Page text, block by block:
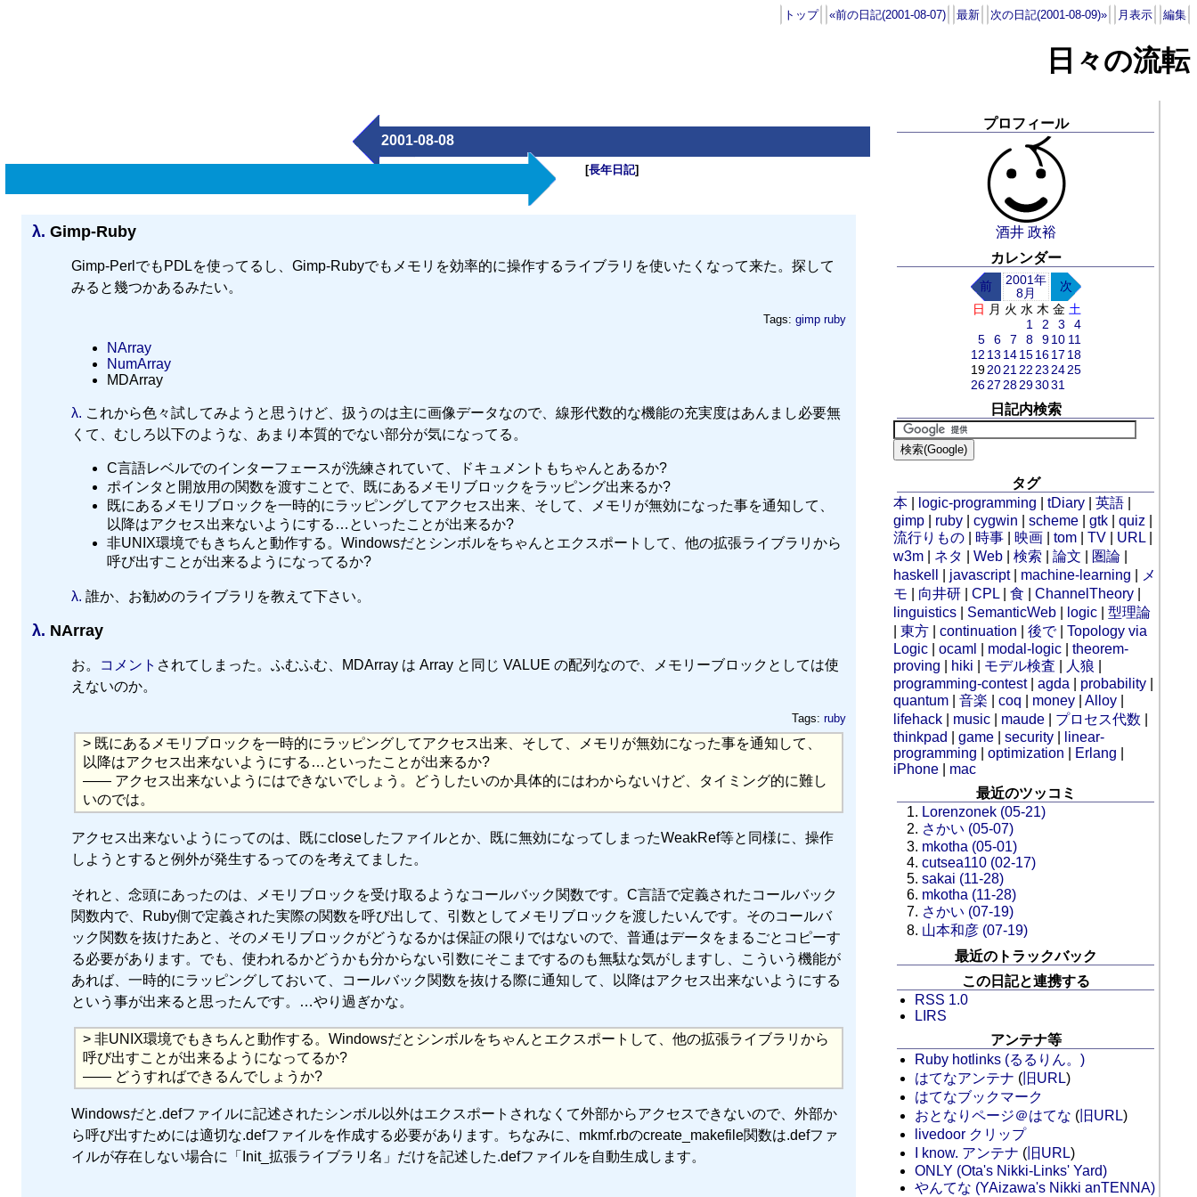
トップ «前の日記(2001-08-07) 最新 次の日記(2001-08-09)» 月表示 編集
日々の流転
2001-08-08
[長年日記]
λ. Gimp-Ruby
Gimp-PerlでもPDLを使ってるし、Gimp-Rubyでもメモリを効率的に操作するライブラリを使いたくなって来た。探して
みると幾つかあるみたい。
Tags: gimp ruby
NArray
NumArray
MDArray
λ. これから色々試してみようと思うけど、扱うのは主に画像データなので、線形代数的な機能の充実度はあんまし必要無
くて、むしろ以下のような、あまり本質的でない部分が気になってる。
C言語レベルでのインターフェースが洗練されていて、ドキュメントもちゃんとあるか?
ポインタと開放用の関数を渡すことで、既にあるメモリブロックをラッピング出来るか?
既にあるメモリブロックを一時的にラッピングしてアクセス出来、そして、メモリが無効になった事を通知して、
以降はアクセス出来ないようにする…といったことが出来るか?
非UNIX環境でもきちんと動作する。Windowsだとシンボルをちゃんとエクスポートして、他の拡張ライブラリから
呼び出すことが出来るようになってるか?
λ. 誰か、お勧めのライブラリを教えて下さい。
λ. NArray
お。 コメント されてしまった。ふむふむ、MDArray は Array と同じ VALUE の配列なので、メモリーブロックとしては使
えないのか。
Tags: ruby
> 既にあるメモリブロックを一時的にラッピングしてアクセス出来、そして、メモリが無効になった事を通知して、
以降はアクセス出来ないようにする…といったことが出来るか?
—— アクセス出来ないようにはできないでしょう。どうしたいのか具体的にはわからないけど、タイミング的に難し
いのでは。
アクセス出来ないようにってのは、既にcloseしたファイルとか、既に無効になってしまったWeakRef等と同様に、操作
しようとすると例外が発生するってのを考えてました。
それと、念頭にあったのは、メモリブロックを受け取るようなコールバック関数です。C言語で定義されたコールバック
関数内で、Ruby側で定義された実際の関数を呼び出して、引数としてメモリブロックを渡したいんです。そのコールバ
ック関数を抜けたあと、そのメモリブロックがどうなるかは保証の限りではないので、普通はデータをまるごとコピーす
る必要があります。でも、使われるかどうかも分からない引数にそこまでするのも無駄な気がしますし、こういう機能が
あれば、一時的にラッピングしておいて、コールバック関数を抜ける際に通知して、以降はアクセス出来ないようにする
という事が出来ると思ったんです。…やり過ぎかな。
> 非UNIX環境でもきちんと動作する。Windowsだとシンボルをちゃんとエクスポートして、他の拡張ライブラリから
呼び出すことが出来るようになってるか?
—— どうすればできるんでしょうか?
Windowsだと.defファイルに記述されたシンボル以外はエクスポートされなくて外部からアクセスできないので、外部か
ら呼び出すためには適切な.defファイルを作成する必要があります。ちなみに、mkmf.rbのcreate_makefile関数は.defファ
イルが存在しない場合に「Init_拡張ライブラリ名」だけを記述した.defファイルを自動生成します。
プロフィール
酒井 政裕
カレンダー
前
2001年
8月
次
日 月 火 水 木 金 土
1
2 3
4
5
6 7 8 9 10 11
12 13 14 15 16 17 18
19 20 21 22 23 24 25
26 27 28 293031
日記内検索
タグ
本
logic-programming |tDiary |英語
gimp
ruby |cygwin |scheme |gtk |quiz
流行りもの
時事 映画 |tom |TV URL
w3m
ネタ |Web |検索 |論文 圏論
haskell
javascript| machine-learning
メ
モ
向井研 |CPL |食 |ChannelTheory
linguistics
SemanticWeb logic |型理論
|東方 |continuation |後で|Topology via
Logic |ocaml modal-logic |theorem-
proving
hiki モデル検査 人狼
programming-contest|agda probability
quantum |音楽 |coq money |Alloy
lifehack
music maude プロセス代数
thinkpad
|game |security
linear-
programming |optimization Erlang
iPhone
mac
最近のツッコミ
Lorenzonek (05-21)
さかい (05-07)
mkotha (05-01)
cutsea110 (02-17)
sakai (11-28)
mkotha (11-28)
さかい (07-19)
山本和彦 (07-19)
最近のトラックバック
この日記と連携する
RSS 1.0
LIRS
アンテナ等
Ruby hotlinks (るるりん。)
はてなアンテナ ( 旧URL)
はてなブックマーク
おとなりページ＠はてな ( 旧URL)
livedoor クリップ
I know. アンテナ ( 旧URL)
ONLY (Ota's Nikki-Links' Yard)
やんてな (YAizawa's Nikki anTENNA)